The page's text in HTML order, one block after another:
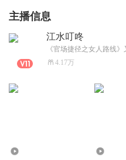
主播信息
江水叮咚
4.17万